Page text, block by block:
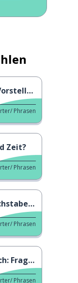
Phrasen
Zeit?
Phrasen
Phrasen
Antworten
Phrasen